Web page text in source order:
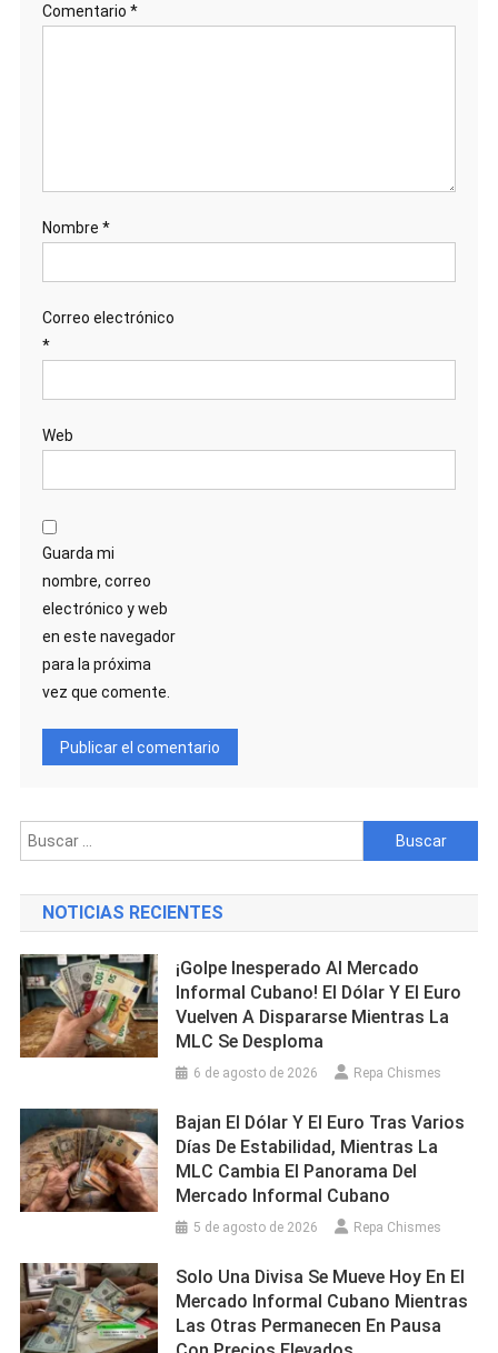
Comentario *
Nombre *
Correo electrónico
*
Web
Guarda mi
nombre, correo
electrónico y web
en este navegador
para la próxima
vez que comente.
Buscar:
NOTICIAS RECIENTES
¡Golpe Inesperado Al Mercado
Informal Cubano! El Dólar Y El Euro
Vuelven A Dispararse Mientras La
MLC Se Desploma
6 de agosto de 2026 Repa Chismes
Bajan El Dólar Y El Euro Tras Varios
Días De Estabilidad, Mientras La
MLC Cambia El Panorama Del
Mercado Informal Cubano
5 de agosto de 2026 Repa Chismes
Solo Una Divisa Se Mueve Hoy En El
Mercado Informal Cubano Mientras
Las Otras Permanecen En Pausa